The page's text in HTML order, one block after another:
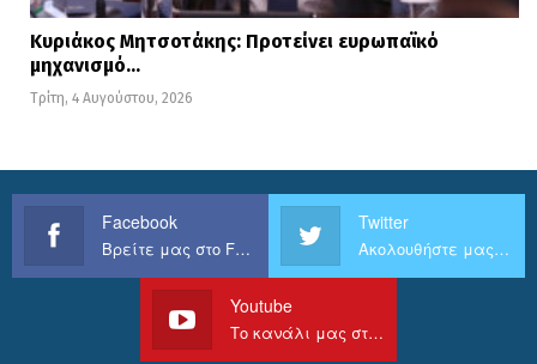
Κυριάκος Μητσοτάκης: Προτείνει ευρωπαϊκό
μηχανισμό…
Τρίτη, 4 Αυγούστου, 2026
Facebook
Βρείτε μας στο Facebook
Twitter
Ακολουθήστε μας στο Twitter
Youtube
Το κανάλι μας στο Youtube